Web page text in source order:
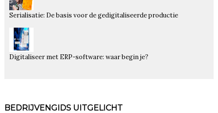
Serialisatie: De basis voor de gedigitaliseerde productie
Digitaliseer met ERP-software: waar begin je?
BEDRIJVENGIDS UITGELICHT